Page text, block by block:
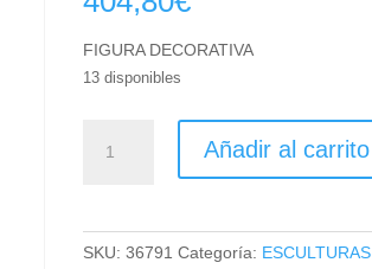
FIGURA DECORATIVA
13 disponibles
DECORATIVA
Añadir al carrito
SKU:36791 Categoría: ESCULTURAS